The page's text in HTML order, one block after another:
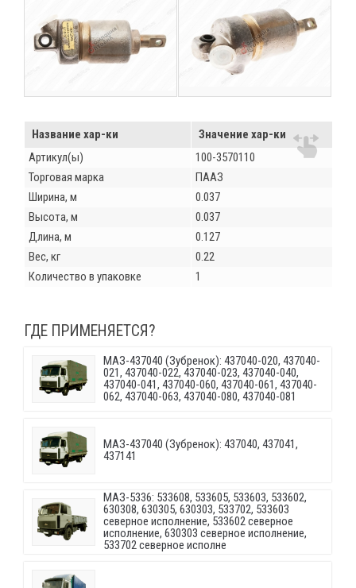
Название хар-ки
Значение хар-ки
Артикул(ы)
100-3570110
Торговая марка
ПААЗ
Ширина, м
0.037
Высота, м
0.037
Длина, м
0.127
Вес, кг
0.22
Количество в упаковке
1
ГДЕ ПРИМЕНЯЕТСЯ?
МАЗ-437040 (Зубренок): 437040-020, 437040-
021, 437040-022, 437040-023, 437040-040,
437040-041, 437040-060, 437040-061, 437040-
062, 437040-063, 437040-080, 437040-081
МАЗ-437040 (Зубренок): 437040, 437041,
437141
МАЗ-5336: 533608, 533605, 533603, 533602,
630308, 630305, 630303, 533702, 533603
северное исполнение, 533602 северное
исполнение, 630303 северное исполнение,
533702 северное исполне